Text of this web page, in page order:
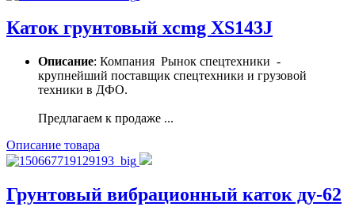
Каток грунтовый xcmg XS143J
Описание: Компания Рынок спецтехники -
крупнейший поставщик спецтехники и грузовой
техники в ДФО.
Предлагаем к продаже ...
Описание товара
Грунтовый вибрационный каток ду-62